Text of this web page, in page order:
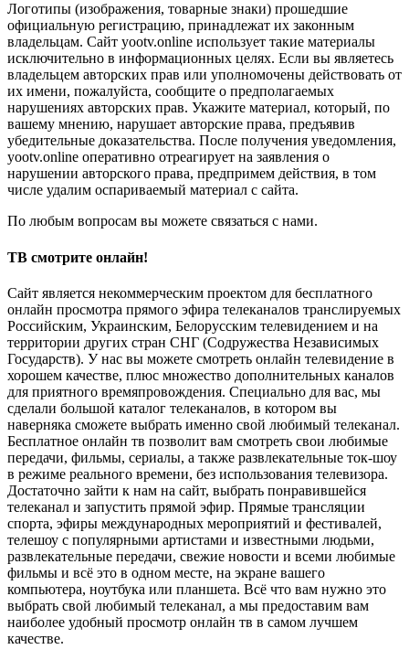
Логотипы (изображения, товарные знаки) прошедшие
официальную регистрацию, принадлежат их законным
владельцам. Сайт yootv.online использует такие материалы
исключительно в информационных целях. Если вы являетесь
владельцем авторских прав или уполномочены действовать от
их имени, пожалуйста, сообщите о предполагаемых
нарушениях авторских прав. Укажите материал, который, по
вашему мнению, нарушает авторские права, предъявив
убедительные доказательства. После получения уведомления,
yootv.online оперативно отреагирует на заявления о
нарушении авторского права, предпримем действия, в том
числе удалим оспариваемый материал с сайта.
По любым вопросам вы можете связаться с нами.
ТВ смотрите онлайн!
Сайт является некоммерческим проектом для бесплатного
онлайн просмотра прямого эфира телеканалов транслируемых
Российским, Украинским, Белорусским телевидением и на
территории других стран СНГ (Содружества Независимых
Государств). У нас вы можете смотреть онлайн телевидение в
хорошем качестве, плюс множество дополнительных каналов
для приятного времяпровождения. Специально для вас, мы
сделали большой каталог телеканалов, в котором вы
наверняка сможете выбрать именно свой любимый телеканал.
Бесплатное онлайн тв позволит вам смотреть свои любимые
передачи, фильмы, сериалы, а также развлекательные ток-шоу
в режиме реального времени, без использования телевизора.
Достаточно зайти к нам на сайт, выбрать понравившейся
телеканал и запустить прямой эфир. Прямые трансляции
спорта, эфиры международных мероприятий и фестивалей,
телешоу с популярными артистами и известными людьми,
развлекательные передачи, свежие новости и всеми любимые
фильмы и всё это в одном месте, на экране вашего
компьютера, ноутбука или планшета. Всё что вам нужно это
выбрать свой любимый телеканал, а мы предоставим вам
наиболее удобный просмотр онлайн тв в самом лучшем
качестве.